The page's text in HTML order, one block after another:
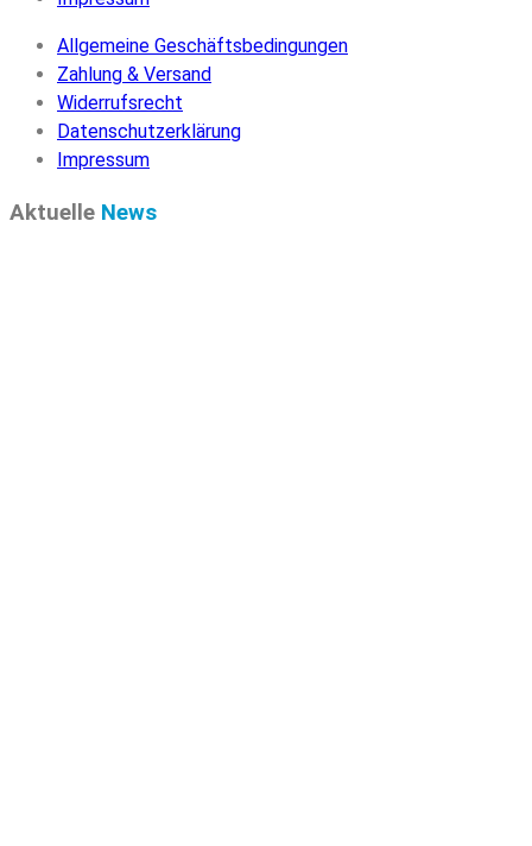
Allgemeine Geschäftsbedingungen
Zahlung & Versand
Widerrufsrecht
Datenschutzerklärung
Impressum
Aktuelle News